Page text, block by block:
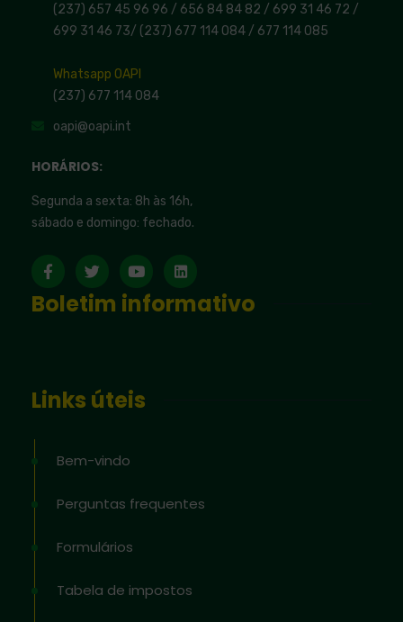
(237) 657 45 96 96 / 656 84 84 82 / 699 31 46 72 /
699 31 46 73/ (237) 677 114 084 / 677 114 085
Whatsapp OAPI
(237) 677 114 084
oapi@oapi.int
HORÁRIOS:
Segunda a sexta: 8h às 16h,
sábado e domingo: fechado.
Boletim informativo
Links úteis
Bem-vindo
Perguntas frequentes
Formulários
Tabela de impostos